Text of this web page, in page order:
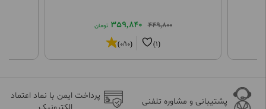
449,800
359,840 تومان
(1)
(0/10)
پشتیبانی و مشاوره تلفنی
پرداخت ایمن با نماد اعتماد